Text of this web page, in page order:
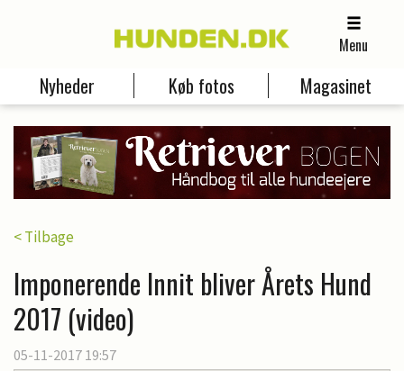
Menu
Nyheder Køb fotos Magasinet
< Tilbage
Imponerende Innit bliver Årets Hund
2017 (video)
05-11-2017 19:57